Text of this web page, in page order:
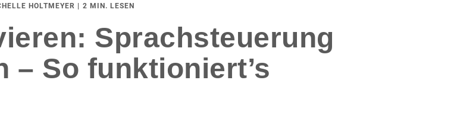
HOLTMEYER 2 MIN. LESEN
Sprachsteuerung
– So funktioniert’s